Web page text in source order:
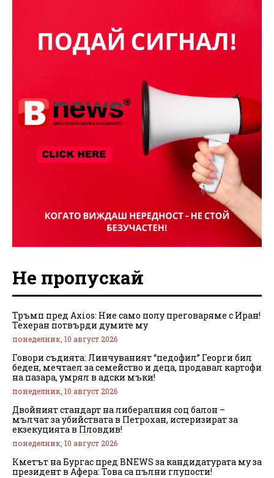
Не пропускай
Тръмп пред Axios: Ние само полу преговаряме с Иран!
Техеран потвърди думите му
понеделник, 10 август 2026
Говори съдията: Линчуваният “педофил” Георги бил
беден, мечтаел за семейство и деца, продавал картофи
на пазара, умрял в адски мъки!
понеделник, 10 август 2026
Двойният стандарт на либералния соц балон –
мълчат за убийствата в Петрохан, истеризират за
екзекуцията в Пловдив!
понеделник, 10 август 2026
Кметът на Бургас пред BNEWS за кандидатурата му за
президент в Афера: Това са пълни глупости!